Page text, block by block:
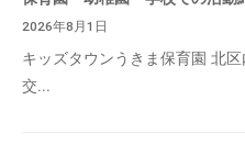
2026年8月1日
キッズタウンうきま保育園 北
交...